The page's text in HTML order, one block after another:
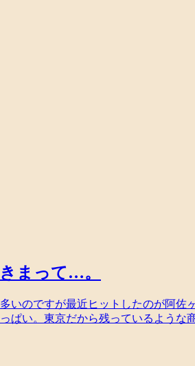
まって…。
いのですが最近ヒットしたのが阿佐
ぱい。東京だから残っているような